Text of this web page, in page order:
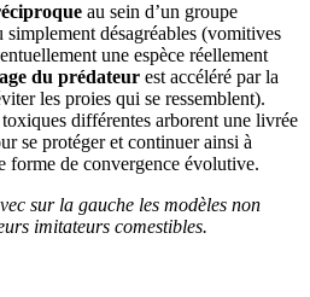
au sein d’un groupe
simplement désagréables (vomitives
une espèce réellement
du prédateur est accéléré par la
les proies qui se ressemblent).
différentes arborent une livrée
se protéger et continuer ainsi à
forme de convergence évolutive.
sur la gauche les modèles non
imitateurs comestibles.